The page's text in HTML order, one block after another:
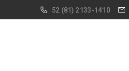
52 (81) 2133-1410